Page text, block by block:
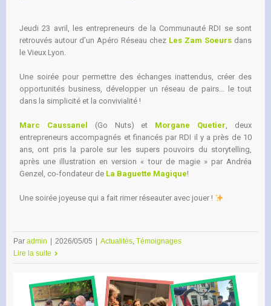
Jeudi 23 avril, les entrepreneurs de la Communauté RDI se sont
retrouvés autour d’un Apéro Réseau chez Les Zam Soeurs dans
le Vieux Lyon.
Une soirée pour permettre des échanges inattendus, créer des
opportunités business, développer un réseau de pairs… le tout
dans la simplicité et la convivialité !
Marc Caussanel (Go Nuts) et Morgane Quetier, deux
entrepreneurs accompagnés et financés par RDI il y a près de 10
ans, ont pris la parole sur les supers pouvoirs du storytelling,
après une illustration en version « tour de magie » par Andréa
Genzel, co-fondateur de La Baguette Magique!
Une soirée joyeuse qui a fait rimer réseauter avec jouer !
Par admin 2026/05/05 Actualités, Témoignages
Lire la suite